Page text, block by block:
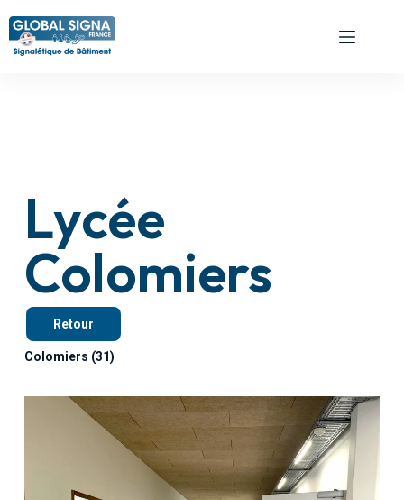
Lycée
Colomiers
Retour
Colomiers (31)